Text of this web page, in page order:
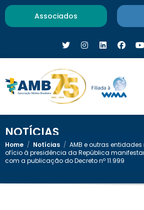
Associados
NOTÍCIAS
Home / Notícias / AMB e outras
ofício à presidência da República
com a publicação do Decreto nº 11.999